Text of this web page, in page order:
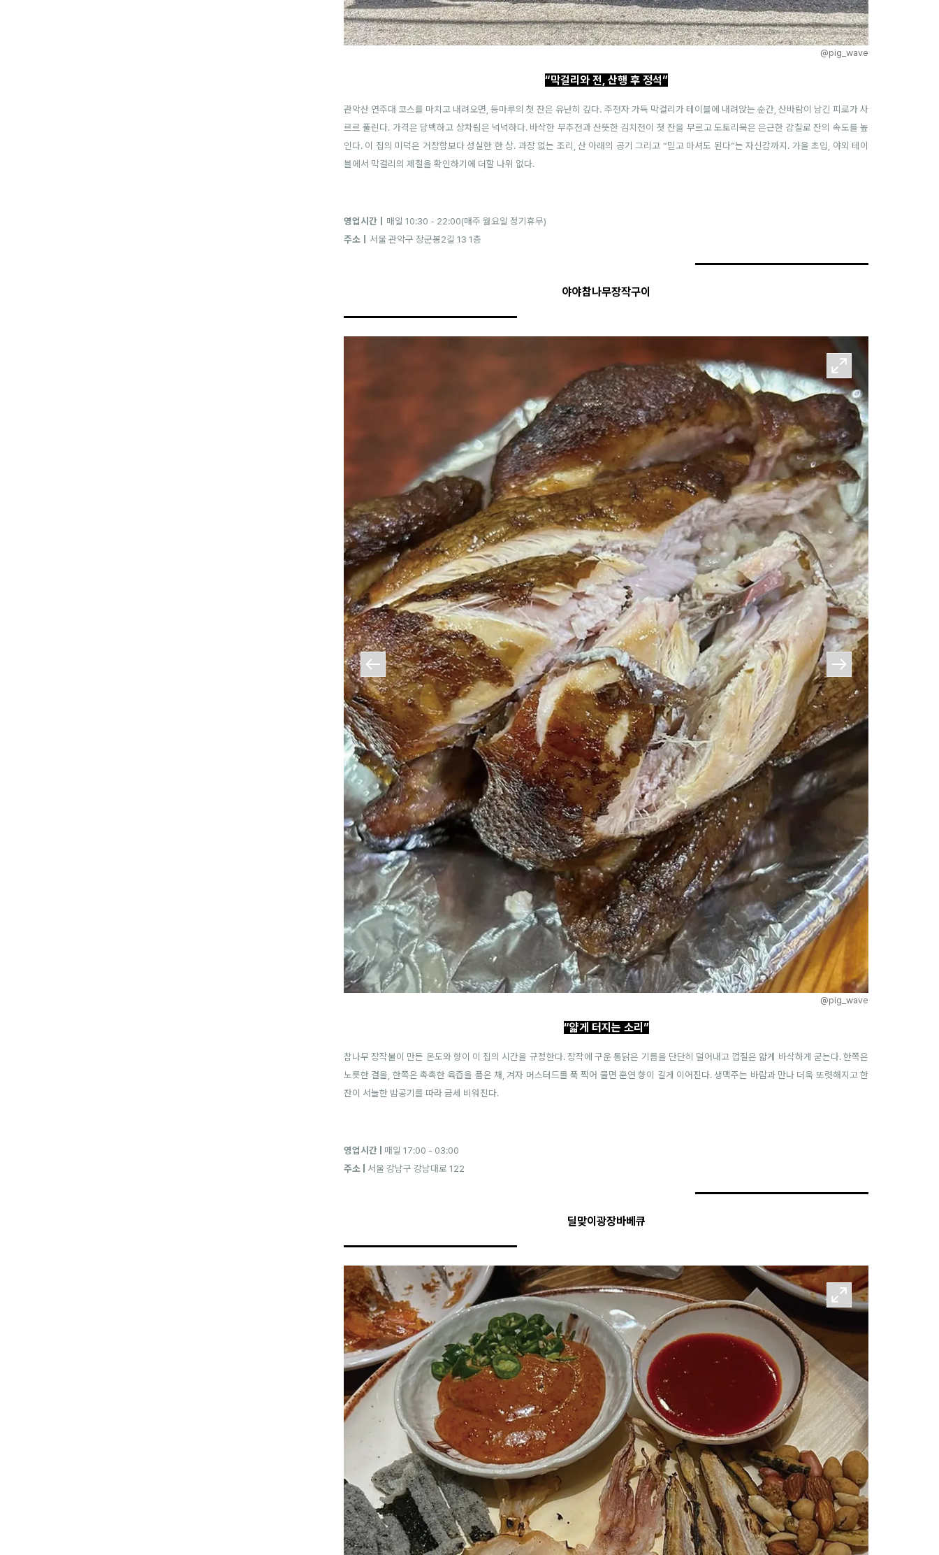
@pig_wave
“막걸리와 전, 산행 후 정석”
관악산 연주대 코스를 마치고 내려오면, 등마루의 첫 잔은 유난히 깊다. 주전자 가득 막걸리가 테이블에 내려앉는 순간, 산바람이 남긴 피로가 사
르르 풀린다. 가격은 담백하고 상차림은 넉넉하다. 바삭한 부추전과 산뜻한 김치전이 첫 잔을 부르고 도토리묵은 은근한 감칠로 잔의 속도를 높
인다. 이 집의 미덕은 거창함보다 성실한 한 상. 과장 없는 조리, 산 아래의 공기 그리고 “믿고 마셔도 된다”는 자신감까지. 가을 초입, 야외 테이
블에서 막걸리의 제철을 확인하기에 더할 나위 없다.
영업시간｜ 매일 10:30 - 22:00(매주 월요일 정기휴무)
주소｜ 서울 관악구 장군봉2길 13 1층
야야참나무장작구이
@pig_wave
“얇게 터지는 소리”
참나무 장작불이 만든 온도와 향이 이 집의 시간을 규정한다. 장작에 구운 통닭은 기름을 단단히 덜어내고 껍질은 얇게 바삭하게 굳는다. 한쪽은
노릇한 결을, 한쪽은 촉촉한 육즙을 품은 채, 겨자 머스터드를 푹 찍어 물면 훈연 향이 길게 이어진다. 생맥주는 바람과 만나 더욱 또렷해지고 한
잔이 서늘한 밤공기를 따라 금세 비워진다.
영업시간 | 매일 17:00 - 03:00
주소 | 서울 강남구 강남대로 122
딜맞이광장바베큐